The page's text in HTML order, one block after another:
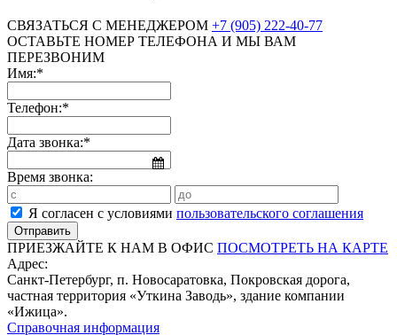
СВЯЗАТЬСЯ С МЕНЕДЖЕРОМ +7 (905) 222-40-77
ОСТАВЬТЕ НОМЕР ТЕЛЕФОНА И МЫ ВАМ
ПЕРЕЗВОНИМ
Имя:*
Телефон:*
Дата звонка:*
Время звонка:
Я согласен с условиями пользовательского соглашения
ПРИЕЗЖАЙТЕ К НАМ В ОФИС ПОСМОТРЕТЬ НА КАРТЕ
Адрес:
Санкт-Петербург, п. Новосаратовка, Покровская дорога,
частная территория «Уткина Заводь», здание компании
«Ижица».
Справочная информация